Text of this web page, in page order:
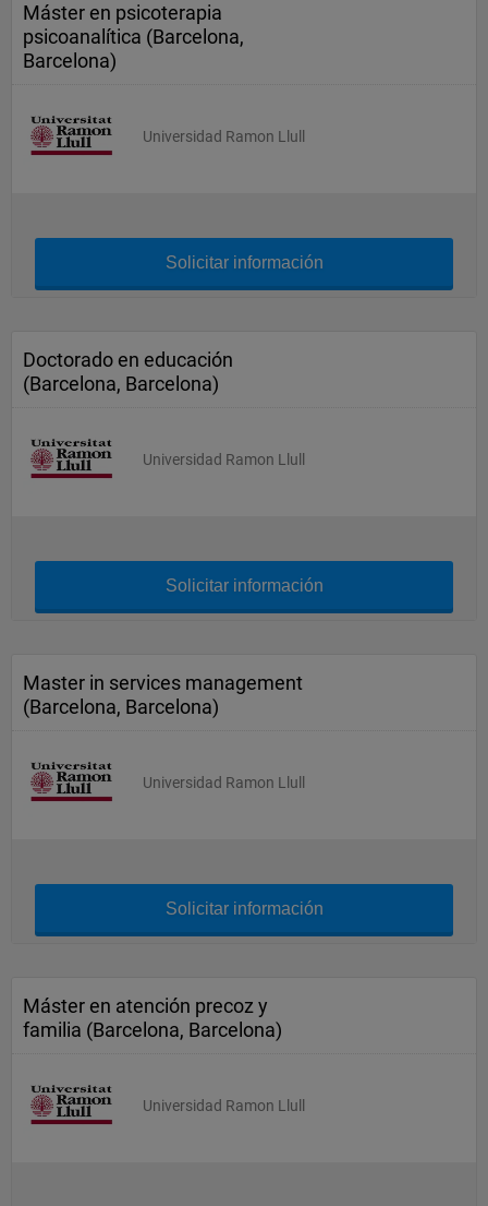
Máster en psicoterapia
psicoanalítica (Barcelona,
Barcelona)
Universidad Ramon Llull
Solicitar información
Doctorado en educación
(Barcelona, Barcelona)
Universidad Ramon Llull
Solicitar información
Master in services management
(Barcelona, Barcelona)
Universidad Ramon Llull
Solicitar información
Máster en atención precoz y
familia (Barcelona, Barcelona)
Universidad Ramon Llull